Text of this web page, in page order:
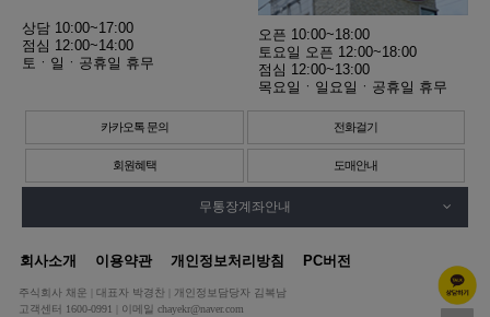
상담 10:00~17:00
점심 12:00~14:00
토ㆍ일ㆍ공휴일 휴무
오픈 10:00~18:00
토요일 오픈 12:00~18:00
점심 12:00~13:00
목요일ㆍ일요일ㆍ공휴일 휴무
카카오톡 문의 전화걸기
회원혜택 도매안내
무통장계좌안내
회사소개 이용약관 개인정보처리방침 PC버전
주식회사 채운 | 대표자 박경찬 | 개인정보담당자 김복남
고객센터 1600-0991 | 이메일 chayekr@naver.com